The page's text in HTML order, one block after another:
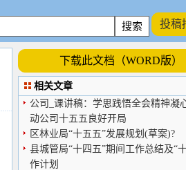
投稿
下载此文档（WORD版）
相关文章
公司_课讲稿：学思践悟全会精神凝
动公司十五五良好开局
区林业局“十五五”发展规划(草案)?
县城管局“十四五”期间工作总结及“
作计划